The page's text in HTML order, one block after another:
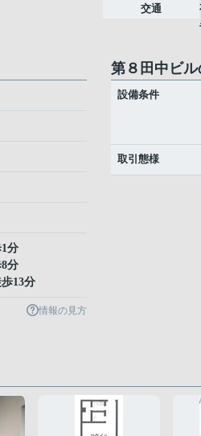
交通
1分
8分
歩13分
情報の見方
第８田中ビ
設備条件
取引態様